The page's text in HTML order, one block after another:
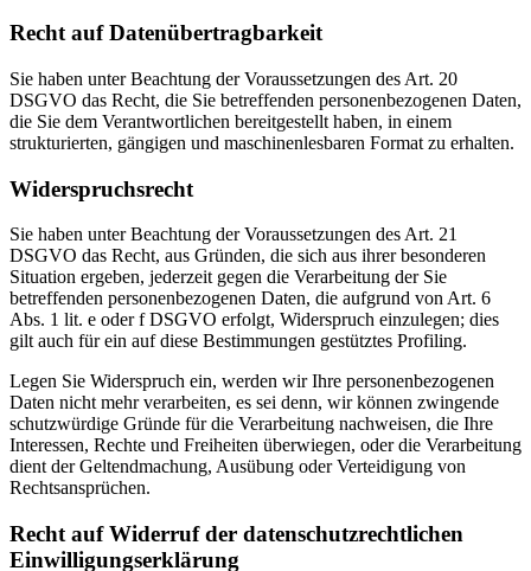
Recht auf Datenübertragbarkeit
Sie haben unter Beachtung der Voraussetzungen des Art. 20
DSGVO das Recht, die Sie betreffenden personenbezogenen Daten,
die Sie dem Verantwortlichen bereitgestellt haben, in einem
strukturierten, gängigen und maschinenlesbaren Format zu erhalten.
Widerspruchsrecht
Sie haben unter Beachtung der Voraussetzungen des Art. 21
DSGVO das Recht, aus Gründen, die sich aus ihrer besonderen
Situation ergeben, jederzeit gegen die Verarbeitung der Sie
betreffenden personenbezogenen Daten, die aufgrund von Art. 6
Abs. 1 lit. e oder f DSGVO erfolgt, Widerspruch einzulegen; dies
gilt auch für ein auf diese Bestimmungen gestütztes Profiling.
Legen Sie Widerspruch ein, werden wir Ihre personenbezogenen
Daten nicht mehr verarbeiten, es sei denn, wir können zwingende
schutzwürdige Gründe für die Verarbeitung nachweisen, die Ihre
Interessen, Rechte und Freiheiten überwiegen, oder die Verarbeitung
dient der Geltendmachung, Ausübung oder Verteidigung von
Rechtsansprüchen.
Recht auf Widerruf der datenschutzrechtlichen
Einwilligungserklärung